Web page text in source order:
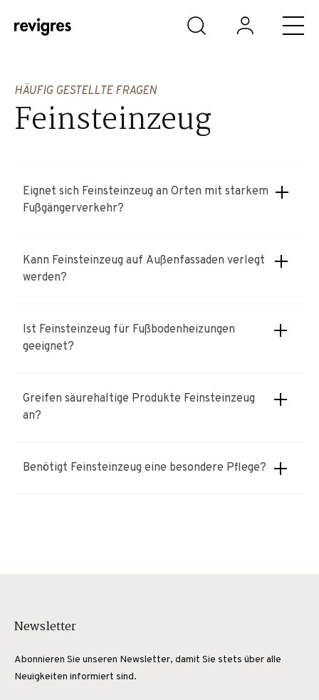
Zum Hauptinhalt springen
HÄUFIG GESTELLTE FRAGEN
Feinsteinzeug
Eignet sich Feinsteinzeug an Orten mit starkem
Fußgängerverkehr?
Kann Feinsteinzeug auf Außenfassaden verlegt
werden?
Ist Feinsteinzeug für Fußbodenheizungen
geeignet?
Greifen säurehaltige Produkte Feinsteinzeug
an?
Benötigt Feinsteinzeug eine besondere Pflege?
Newsletter
Abonnieren Sie unseren Newsletter, damit Sie stets über alle
Neuigkeiten informiert sind.